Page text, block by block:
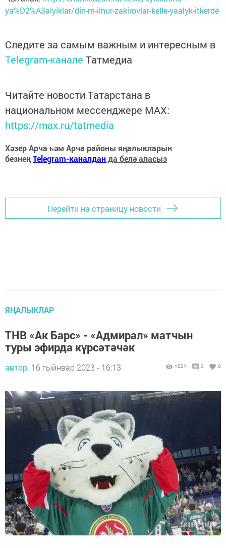
ya%D2%A3alyiklar/din-m-ilnur-zakirovlar-kelle-yaalyk-itkerde
Следите за самым важным и интересным в
Telegram-канале Татмедиа
Читайте новости Татарстана в
национальном мессенджере MАХ:
https://max.ru/tatmedia
Хәзер Арча һәм Арча районы яңалыкларын
безнеңTelegram-каналданда белә аласыз
Перейти на страницу новости
ЯҢАЛЫКЛАР
ТНВ «Ак Барс» - «Адмирал» матчын
туры эфирда күрсәтәчәк
автор, 16 гыйнвар 2023 - 16:13 1021 0 0